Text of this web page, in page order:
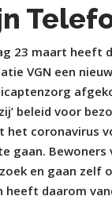
23 maart heeft
VGN een
beleid voor
het coronavirus
gaan. Bewoners
en gaan zelf
heeft daarom